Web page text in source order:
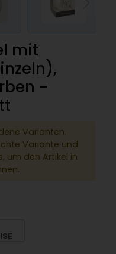
mit
-
Varianten.
Variante und
um den Artikel in